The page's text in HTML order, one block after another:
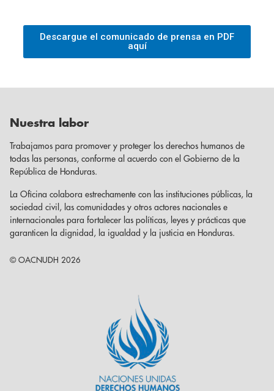
Descargue el comunicado de prensa en PDF
aquí
Nuestra labor
Trabajamos para promover y proteger los derechos humanos de
todas las personas, conforme al acuerdo con el Gobierno de la
República de Honduras.
La Oficina colabora estrechamente con las instituciones públicas, la
sociedad civil, las comunidades y otros actores nacionales e
internacionales para fortalecer las políticas, leyes y prácticas que
garanticen la dignidad, la igualdad y la justicia en Honduras.
© OACNUDH 2026